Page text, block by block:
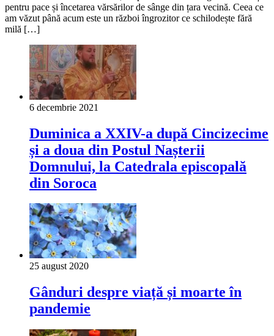
pentru pace și încetarea vărsărilor de sânge din țara vecină. Ceea ce
am văzut până acum este un război îngrozitor ce schilodește fără
milă […]
6 decembrie 2021
Duminica a XXIV-a după Cincizecime
și a doua din Postul Nașterii
Domnului, la Catedrala episcopală
din Soroca
25 august 2020
Gânduri despre viață și moarte în
pandemie